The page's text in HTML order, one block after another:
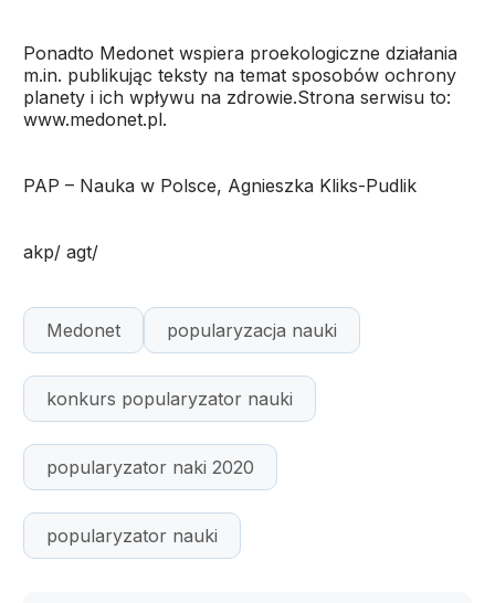
Ponadto Medonet wspiera proekologiczne działania
m.in. publikując teksty na temat sposobów ochrony
planety i ich wpływu na zdrowie.Strona serwisu to:
www.medonet.pl.
PAP – Nauka w Polsce, Agnieszka Kliks-Pudlik
akp/ agt/
Medonet popularyzacja nauki
konkurs popularyzator nauki
popularyzator naki 2020
popularyzator nauki